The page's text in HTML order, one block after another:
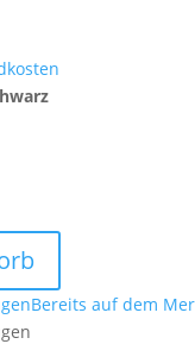
Bereits auf dem